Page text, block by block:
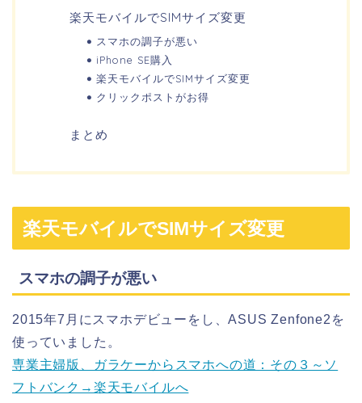
楽天モバイルでSIMサイズ変更
スマホの調子が悪い
iPhone SE購入
楽天モバイルでSIMサイズ変更
クリックポストがお得
まとめ
楽天モバイルでSIMサイズ変更
スマホの調子が悪い
2015年7月にスマホデビューをし、ASUS Zenfone2を
使っていました。
専業主婦版、ガラケーからスマホへの道：その３～ソ
フトバンク→楽天モバイルへ